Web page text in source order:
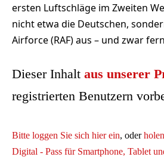
ersten Luftschläge im Zweiten
nicht etwa die Deutschen,
Airforce (RAF) aus – und zwar fern
Dieser Inhalt aus unserer
registrierten Benutzern
Bitte loggen Sie sich hier ein, oder
Digital - Pass für Smartphone, Tablet